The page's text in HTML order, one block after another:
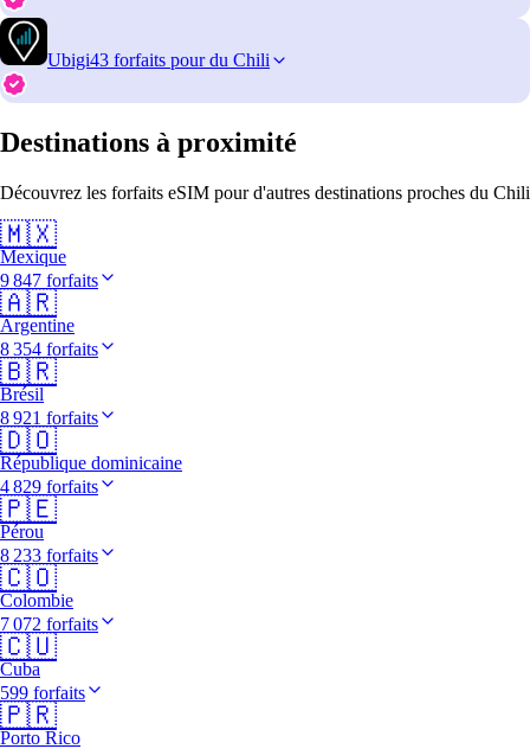
Ubigi43 forfaits pour du Chili
Destinations à proximité
Découvrez les forfaits eSIM pour d'autres destinations proches du Chili
🇲🇽
Mexique
9 847 forfaits
🇦🇷
Argentine
8 354 forfaits
🇧🇷
Brésil
8 921 forfaits
🇩🇴
République dominicaine
4 829 forfaits
🇵🇪
Pérou
8 233 forfaits
🇨🇴
Colombie
7 072 forfaits
🇨🇺
Cuba
599 forfaits
🇵🇷
Porto Rico